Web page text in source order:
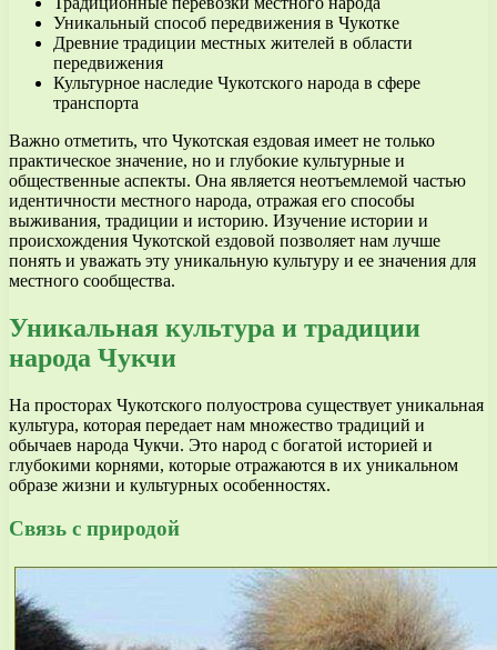
Уникальный способ передвижения в Чукотке
Древние традиции местных жителей в области
передвижения
Культурное наследие Чукотского народа в сфере
транспорта
Важно отметить, что Чукотская ездовая имеет не только
практическое значение, но и глубокие культурные и
общественные аспекты. Она является неотъемлемой частью
идентичности местного народа, отражая его способы
выживания, традиции и историю. Изучение истории и
происхождения Чукотской ездовой позволяет нам лучше
понять и уважать эту уникальную культуру и ее значения для
местного сообщества.
Уникальная культура и традиции
народа Чукчи
На просторах Чукотского полуострова существует уникальная
культура, которая передает нам множество традиций и
обычаев народа Чукчи. Это народ с богатой историей и
глубокими корнями, которые отражаются в их уникальном
образе жизни и культурных особенностях.
Связь с природой